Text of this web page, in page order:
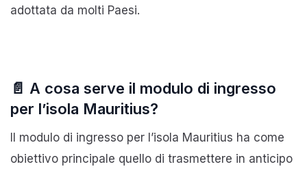
adottata da molti Paesi.
📄 A cosa serve il modulo di ingresso
per l’isola Mauritius?
Il modulo di ingresso per l’isola Mauritius ha come
obiettivo principale quello di trasmettere in anticipo